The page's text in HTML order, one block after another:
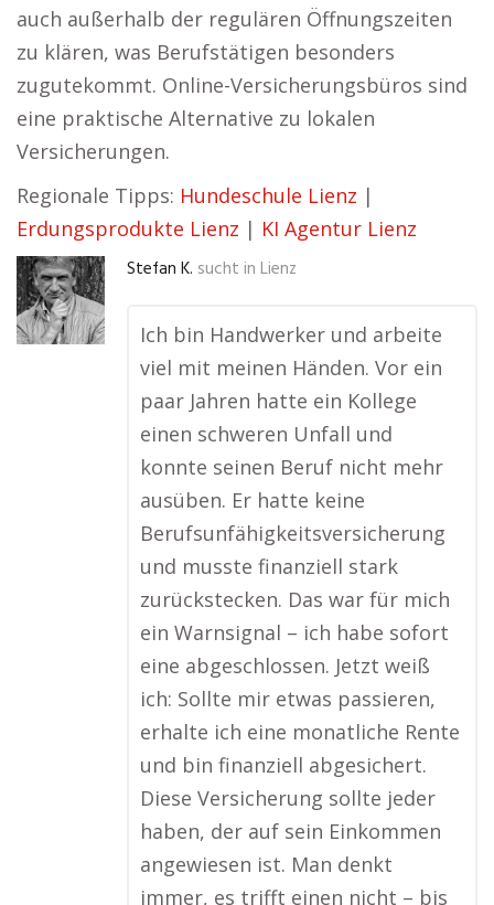
auch außerhalb der regulären Öffnungszeiten
zu klären, was Berufstätigen besonders
zugutekommt. Online-Versicherungsbüros sind
eine praktische Alternative zu lokalen
Versicherungen.
Regionale Tipps: Hundeschule Lienz |
Erdungsprodukte Lienz | KI Agentur Lienz
Stefan K. sucht in Lienz
Ich bin Handwerker und arbeite
viel mit meinen Händen. Vor ein
paar Jahren hatte ein Kollege
einen schweren Unfall und
konnte seinen Beruf nicht mehr
ausüben. Er hatte keine
Berufsunfähigkeitsversicherung
und musste finanziell stark
zurückstecken. Das war für mich
ein Warnsignal – ich habe sofort
eine abgeschlossen. Jetzt weiß
ich: Sollte mir etwas passieren,
erhalte ich eine monatliche Rente
und bin finanziell abgesichert.
Diese Versicherung sollte jeder
haben, der auf sein Einkommen
angewiesen ist. Man denkt
immer, es trifft einen nicht – bis